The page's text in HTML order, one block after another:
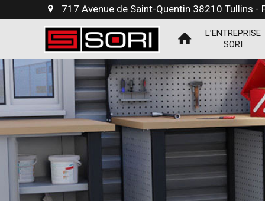
717 Avenue de Saint-Quentin 38210 Tullins -
L’ENTREPRISE
SORI